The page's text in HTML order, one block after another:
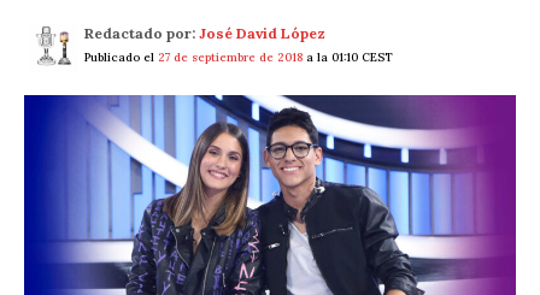
Redactado por: José David López
Publicado el 27 de septiembre de 2018 a la 01:10 CEST